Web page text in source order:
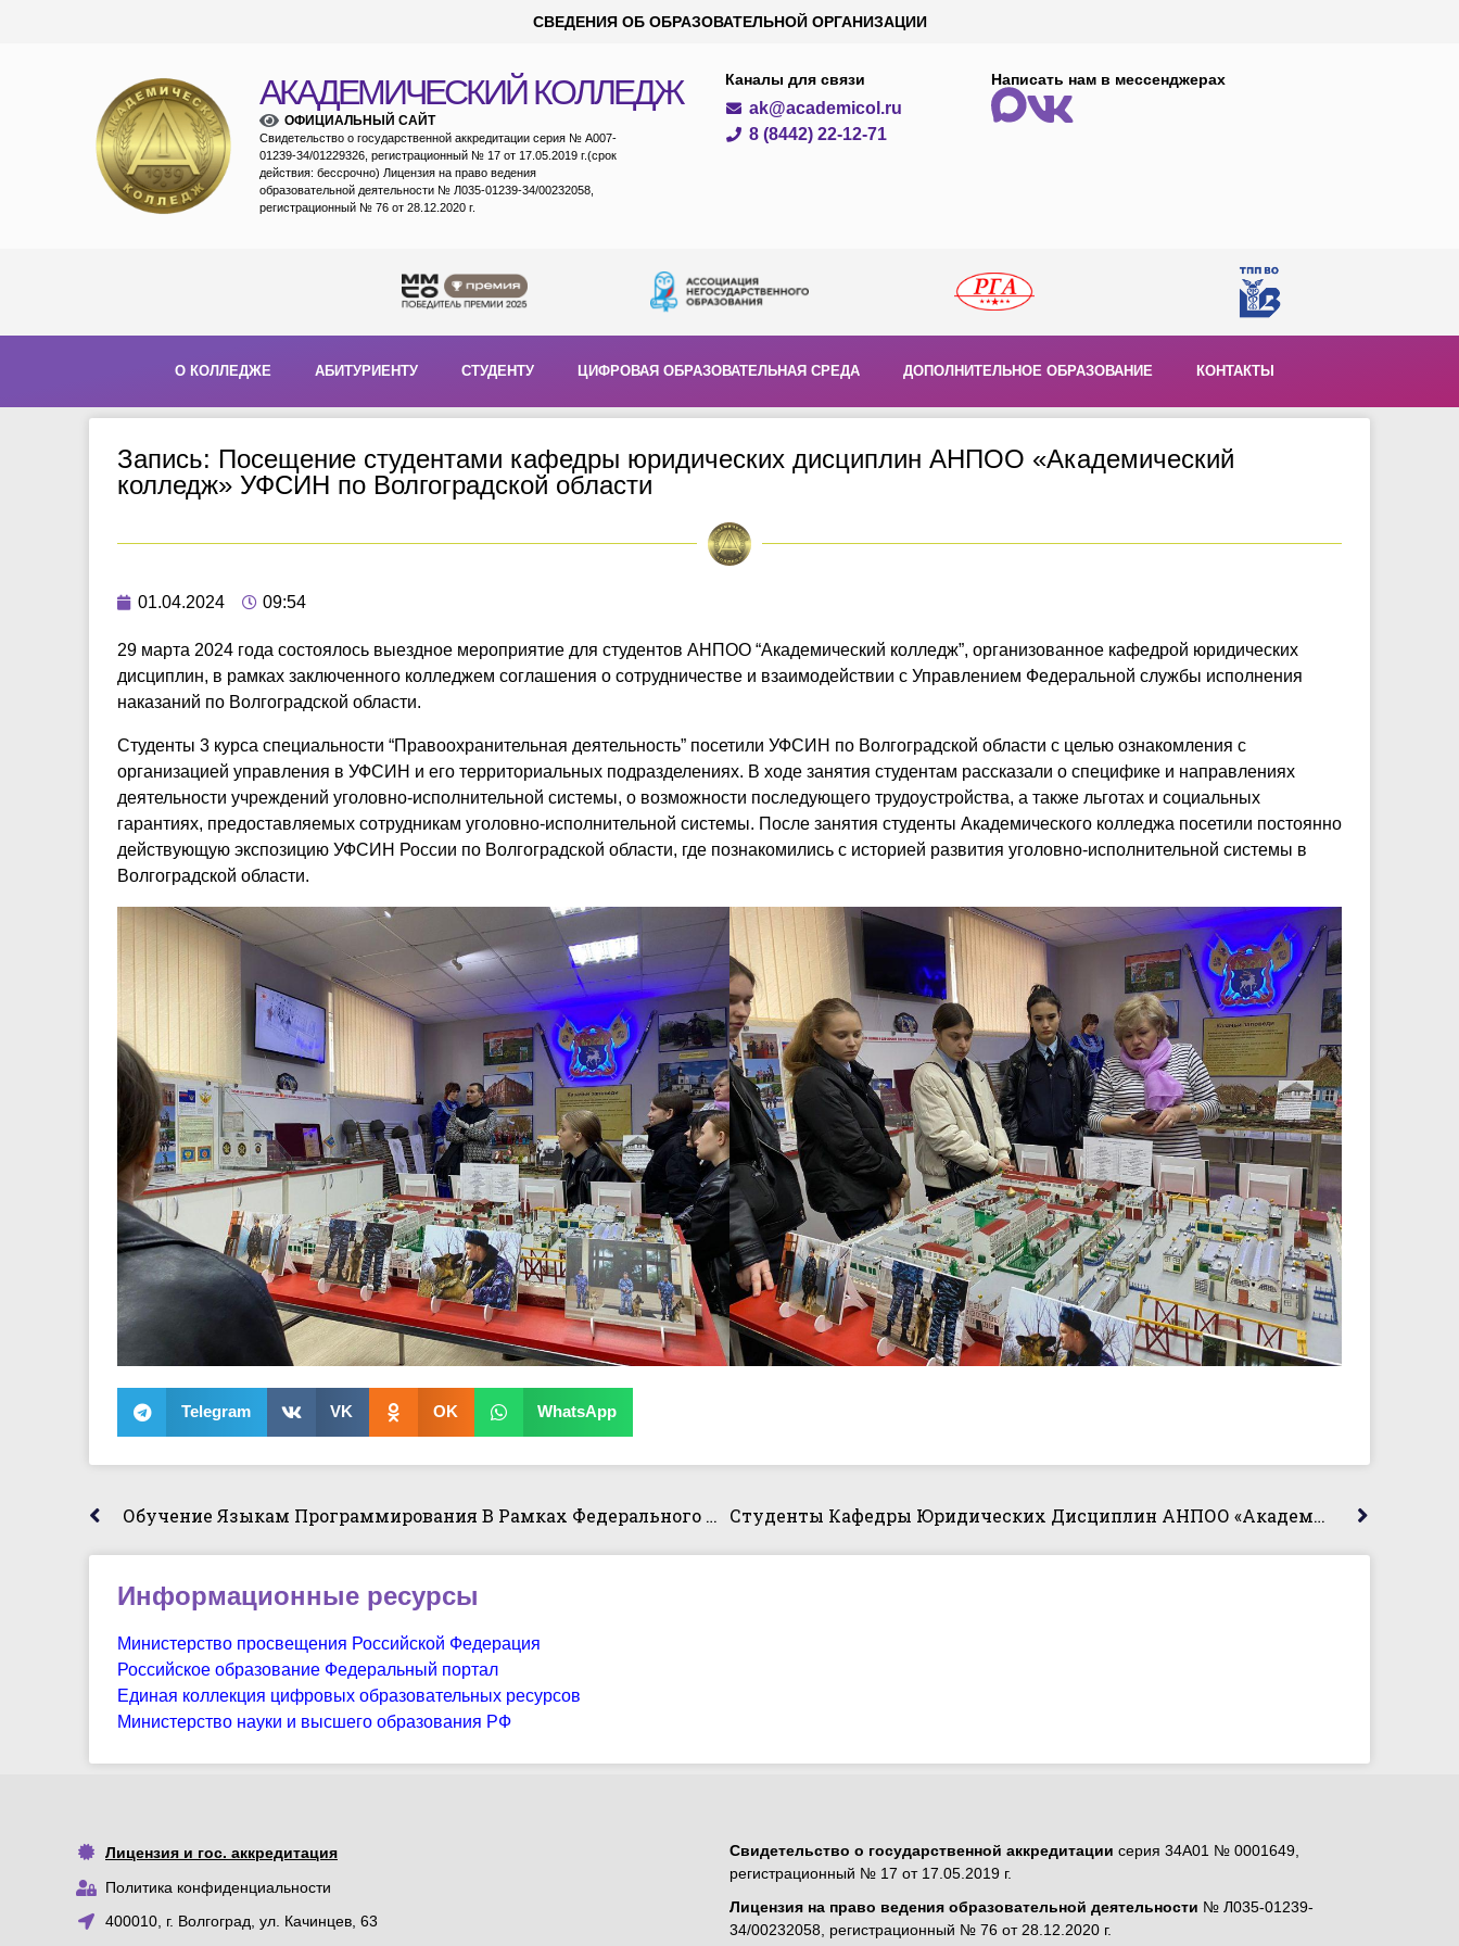
СВЕДЕНИЯ ОБ ОБРАЗОВАТЕЛЬНОЙ ОРГАНИЗАЦИИ
АКАДЕМИЧЕСКИЙ КОЛЛЕДЖ
ОФИЦИАЛЬНЫЙ САЙТ
Свидетельство о государственной аккредитации серия № А007-
01239-34/01229326, регистрационный № 17 от 17.05.2019 г.(срок
действия: бессрочно) Лицензия на право ведения
образовательной деятельности № Л035-01239-34/00232058,
регистрационный № 76 от 28.12.2020 г.
Каналы для связи
ak@academicol.ru
8 (8442) 22-12-71
Написать нам в мессенджерах
О КОЛЛЕДЖЕ АБИТУРИЕНТУ СТУДЕНТУ ЦИФРОВАЯ ОБРАЗОВАТЕЛЬНАЯ СРЕДА ДОПОЛНИТЕЛЬНОЕ ОБРАЗОВАНИЕ КОНТАКТЫ
Запись: Посещение студентами кафедры юридических дисциплин АНПОО «Академический
колледж» УФСИН по Волгоградской области
01.04.2024 09:54
29 марта 2024 года состоялось выездное мероприятие для студентов АНПОО “Академический колледж”, организованное кафедрой юридических
дисциплин, в рамках заключенного колледжем соглашения о сотрудничестве и взаимодействии с Управлением Федеральной службы исполнения
наказаний по Волгоградской области.
Студенты 3 курса специальности “Правоохранительная деятельность” посетили УФСИН по Волгоградской области с целью ознакомления с
организацией управления в УФСИН и его территориальных подразделениях. В ходе занятия студентам рассказали о специфике и направлениях
деятельности учреждений уголовно-исполнительной системы, о возможности последующего трудоустройства, а также льготах и социальных
гарантиях, предоставляемых сотрудникам уголовно-исполнительной системы. После занятия студенты Академического колледжа посетили постоянно
действующую экспозицию УФСИН России по Волгоградской области, где познакомились с историей развития уголовно-исполнительной системы в
Волгоградской области.
Telegram VK OK WhatsApp
Обучение Языкам Программирования В Рамках Федерального Проекта «Код Будущего» Студенты Кафедры Юридических Дисциплин АНПОО «Академический Колледж» Приняли Участие Во Всероссийской Олимпиаде «Уголовное Право И Уголовный Процесс»
Информационные ресурсы
Министерство просвещения Российской Федерация
Российское образование Федеральный портал
Единая коллекция цифровых образовательных ресурсов
Министерство науки и высшего образования РФ
Лицензия и гос. аккредитация
Политика конфиденциальности
400010, г. Волгоград, ул. Качинцев, 63
Свидетельство о государственной аккредитации серия 34А01 № 0001649,
регистрационный № 17 от 17.05.2019 г.
Лицензия на право ведения образовательной деятельности № Л035-01239-
34/00232058, регистрационный № 76 от 28.12.2020 г.